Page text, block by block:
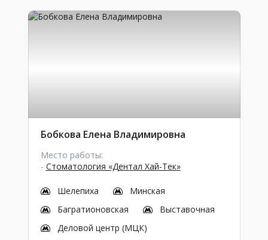
Бобкова Елена Владимировна
Место работы:
- Стоматология «Дентал Хай-Тек»
Шелепиха
Минская
Багратионовская
Выставочная
Деловой центр (МЦК)